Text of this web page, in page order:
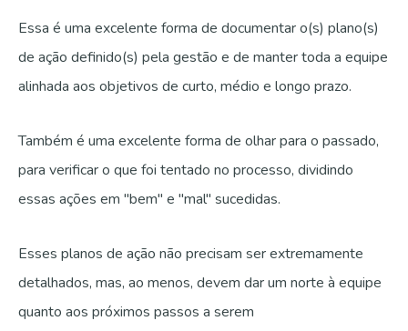
Essa é uma excelente forma de documentar o(s) plano(s)
de ação definido(s) pela gestão e de manter toda a equipe
alinhada aos objetivos de curto, médio e longo prazo.
Também é uma excelente forma de olhar para o passado,
para verificar o que foi tentado no processo, dividindo
essas ações em "bem" e "mal" sucedidas.
Esses planos de ação não precisam ser extremamente
detalhados, mas, ao menos, devem dar um norte à equipe
quanto aos próximos passos a serem